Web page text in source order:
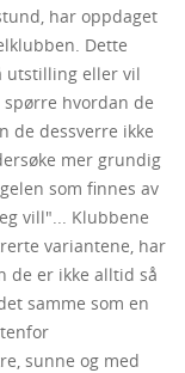
har oppdaget
Dette
utstilling eller vil
hvordan de
de dessverre ikke
mer grundig
som finnes av
vill"... Klubbene
variantene, har
de er ikke alltid så
samme som en
sunne og med